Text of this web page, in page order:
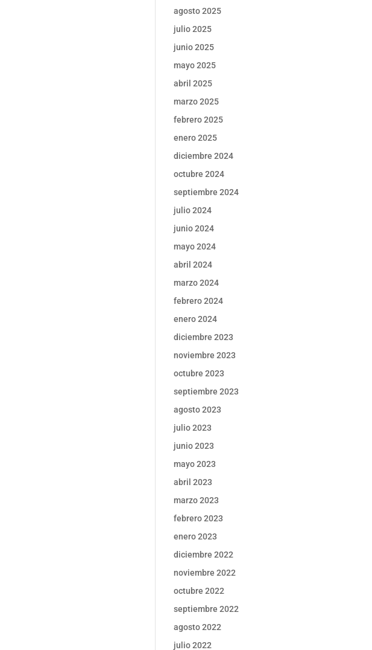
agosto 2025
julio 2025
junio 2025
mayo 2025
abril 2025
marzo 2025
febrero 2025
enero 2025
diciembre 2024
octubre 2024
septiembre 2024
julio 2024
junio 2024
mayo 2024
abril 2024
marzo 2024
febrero 2024
enero 2024
diciembre 2023
noviembre 2023
octubre 2023
septiembre 2023
agosto 2023
julio 2023
junio 2023
mayo 2023
abril 2023
marzo 2023
febrero 2023
enero 2023
diciembre 2022
noviembre 2022
octubre 2022
septiembre 2022
agosto 2022
julio 2022